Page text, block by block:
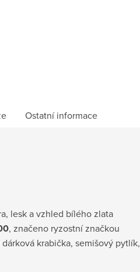
Ostatní informace
lesk a vzhled bílého zlata
, značeno ryzostní značkou
krabička, semišový pytlík,